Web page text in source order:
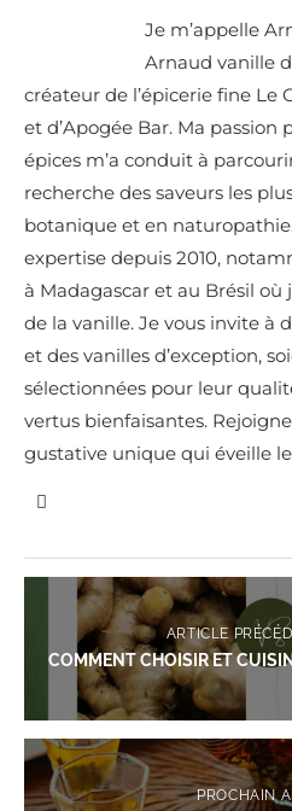
Je m’appelle
Arnaud vanille
créateur de l’épicerie fine Le
et d’Apogée Bar. Ma passion
épices m’a conduit à
recherche des saveurs les
botanique et en
expertise depuis 2010,
à Madagascar et au Brésil
de la vanille. Je vous invite à
et des vanilles d’exception,
sélectionnées pour leur
vertus bienfaisantes.
gustative unique qui éveille
ARTICLE
COMMENT CHOISIR ET
PROCHAIN